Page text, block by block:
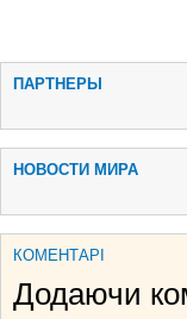
ПАРТНЕРЫ
НОВОСТИ МИРА
КОМЕНТАРІ
Додаючи